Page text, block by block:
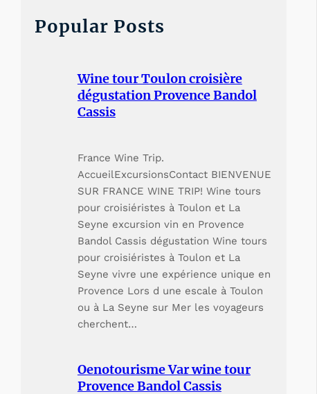
h
Popular Posts
Wine tour Toulon croisière
dégustation Provence Bandol
Cassis
France Wine Trip.
AccueilExcursionsContact BIENVENUE
SUR FRANCE WINE TRIP! Wine tours
pour croisiéristes à Toulon et La
Seyne excursion vin en Provence
Bandol Cassis dégustation Wine tours
pour croisiéristes à Toulon et La
Seyne vivre une expérience unique en
Provence Lors d une escale à Toulon
ou à La Seyne sur Mer les voyageurs
cherchent…
Oenotourisme Var wine tour
Provence Bandol Cassis